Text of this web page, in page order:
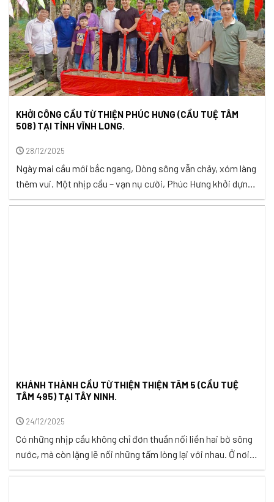
KHỞI CÔNG CẦU TỪ THIỆN PHÚC HƯNG (CẦU TUỆ TÂM
508) TẠI TỈNH VĨNH LONG.
28/12/2025
Ngày mai cầu mới bắc ngang, Dòng sông vẫn chảy, xóm làng
thêm vui. Một nhịp cầu – vạn nụ cười, Phúc Hưng khởi dựng,
đất trời nở hoa Giữa miền quê hiền hòa ấp Long Sơn, xã Nhị
KHÁNH THÀNH CẦU TỪ THIỆN THIỆN TÂM 5 (CẦU TUỆ
TÂM 495) TẠI TÂY NINH.
24/12/2025
Có những nhịp cầu không chỉ đơn thuần nối liền hai bờ sông
nước, mà còn lặng lẽ nối những tấm lòng lại với nhau. Ở nơi
miền quê còn nhiều con đường bị ngăn cách như xã Hòa